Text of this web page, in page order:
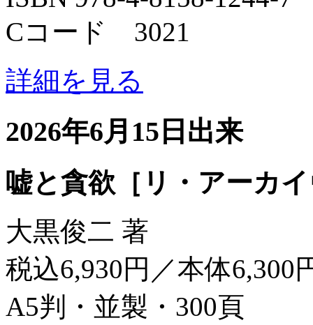
Cコード 3021
詳細を見る
2026年6月15日出来
嘘と貪欲［リ・アーカ
大黒俊二 著
税込6,930円／本体6,300
A5判・並製・300頁